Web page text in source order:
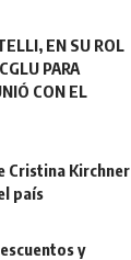
EN SU ROL
PARA
CON EL
Cristina Kirchner
país
y